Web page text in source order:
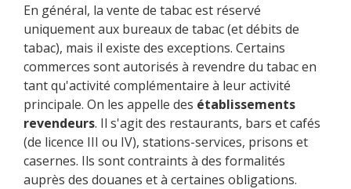
En général, la vente de tabac est réservé
uniquement aux bureaux de tabac (et débits de
tabac), mais il existe des exceptions. Certains
commerces sont autorisés à revendre du tabac en
tant qu'activité complémentaire à leur activité
principale. On les appelle des établissements
revendeurs. Il s'agit des restaurants, bars et cafés
(de licence III ou IV), stations-services, prisons et
casernes. Ils sont contraints à des formalités
auprès des douanes et à certaines obligations.